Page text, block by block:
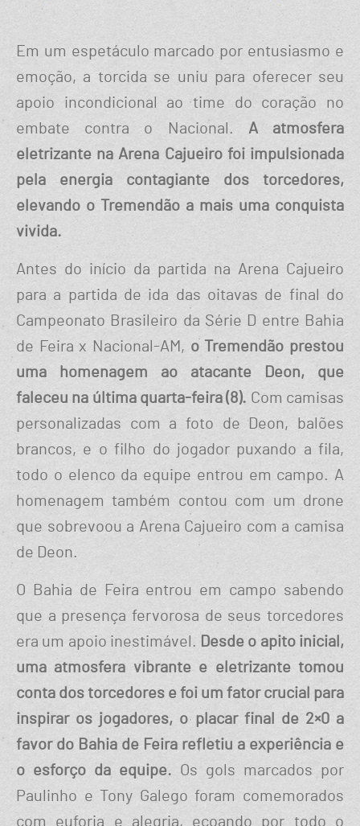
Em um espetáculo marcado por entusiasmo e
emoção, a torcida se uniu para oferecer seu
apoio incondicional ao time do coração no
embate contra o Nacional. A atmosfera
eletrizante na Arena Cajueiro foi impulsionada
pela energia contagiante dos torcedores,
elevando o Tremendão a mais uma conquista
vivida.
Antes do início da partida na Arena Cajueiro
para a partida de ida das oitavas de final do
Campeonato Brasileiro da Série D entre Bahia
de Feira x Nacional-AM, o Tremendão prestou
uma homenagem ao atacante Deon, que
faleceu na última quarta-feira (8). Com camisas
personalizadas com a foto de Deon, balões
brancos, e o filho do jogador puxando a fila,
todo o elenco da equipe entrou em campo. A
homenagem também contou com um drone
que sobrevoou a Arena Cajueiro com a camisa
de Deon.
O Bahia de Feira entrou em campo sabendo
que a presença fervorosa de seus torcedores
era um apoio inestimável. Desde o apito inicial,
uma atmosfera vibrante e eletrizante tomou
conta dos torcedores e foi um fator crucial para
inspirar os jogadores, o placar final de 2×0 a
favor do Bahia de Feira refletiu a experiência e
o esforço da equipe. Os gols marcados por
Paulinho e Tony Galego foram comemorados
com euforia e alegria, ecoando por todo o